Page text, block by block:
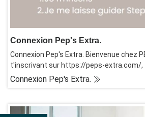
Connexion Pep's Extra.
Connexion Pep's Extra. Bienvenue chez
t'inscrivant sur https://peps-extra.com/, t
Connexion Pep's Extra.